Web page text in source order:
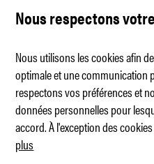
Test des pneus d'été
Nous respectons
Nous utilisons les cookies afin
optimale et une communication
respectons vos préférences et
données personnelles pour
accord. À l'exception des
plus